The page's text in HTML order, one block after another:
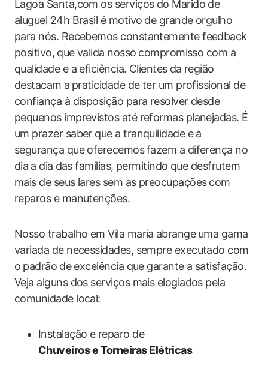
Lagoa ‌Santa,com os serviços do Marido de
aluguel ‌24h Brasil é motivo ⁣de grande orgulho
para nós. Recebemos constantemente feedback
positivo, ⁣que valida nosso⁢ compromisso com a
qualidade e a ‌eficiência. Clientes ⁢da região
destacam ⁢a ⁢praticidade de ter um profissional ‍de
confiança à disposição para resolver desde
pequenos imprevistos até reformas ​planejadas.⁤ É
um ‌prazer saber que a tranquilidade e a
segurança que‌ oferecemos ⁣fazem a diferença no
dia⁢ a dia ⁢das famílias, permitindo que ​desfrutem
mais de seus lares sem as preocupações ⁣com ​
reparos e manutenções.
Nosso trabalho em Vila maria ⁢abrange ⁣uma gama
variada de necessidades, sempre executado com
o⁢ padrão⁢ de excelência que garante a satisfação.​
Veja alguns dos serviços mais elogiados pela
comunidade ‌local:
Instalação e reparo de
Chuveiros e Torneiras Elétricas